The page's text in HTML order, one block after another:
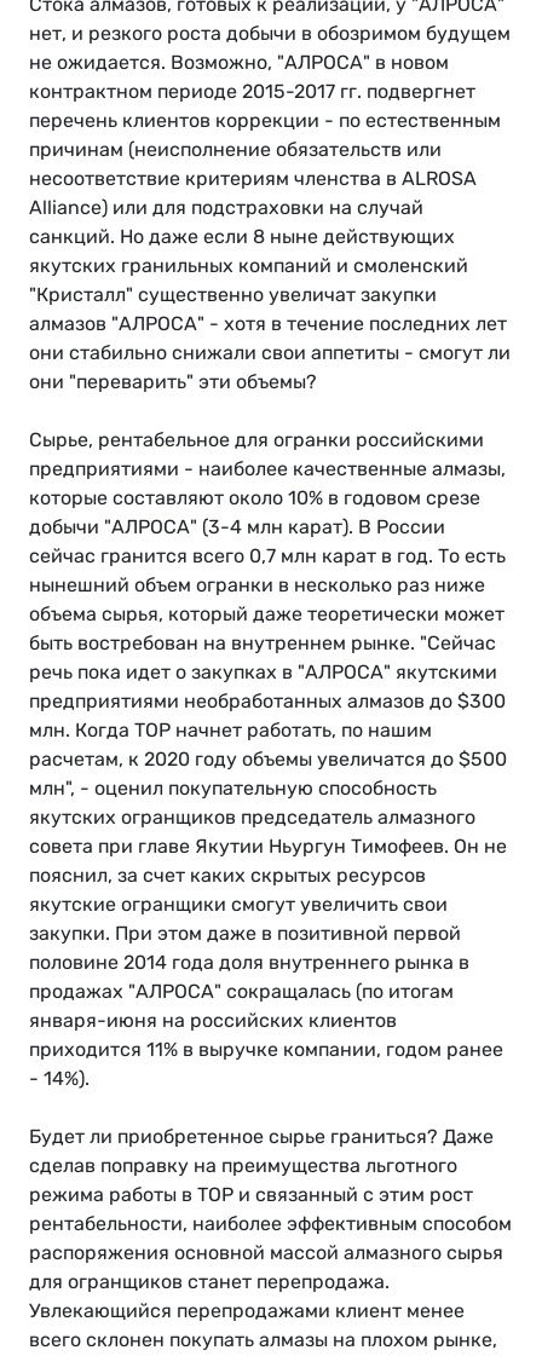
Стока алмазов, готовых к реализации, у "АЛРОСА"
нет, и резкого роста добычи в обозримом будущем
не ожидается. Возможно, "АЛРОСА" в новом
контрактном периоде 2015-2017 гг. подвергнет
перечень клиентов коррекции - по естественным
причинам (неисполнение обязательств или
несоответствие критериям членства в ALROSA
Alliance) или для подстраховки на случай
санкций. Но даже если 8 ныне действующих
якутских гранильных компаний и смоленский
"Кристалл" существенно увеличат закупки
алмазов "АЛРОСА" - хотя в течение последних лет
они стабильно снижали свои аппетиты - смогут ли
они "переварить" эти объемы?
Сырье, рентабельное для огранки российскими
предприятиями - наиболее качественные алмазы,
которые составляют около 10% в годовом срезе
добычи "АЛРОСА" (3-4 млн карат). В России
сейчас гранится всего 0,7 млн карат в год. То есть
нынешний объем огранки в несколько раз ниже
объема сырья, который даже теоретически может
быть востребован на внутреннем рынке. "Сейчас
речь пока идет о закупках в "АЛРОСА" якутскими
предприятиями необработанных алмазов до $300
млн. Когда ТОР начнет работать, по нашим
расчетам, к 2020 году объемы увеличатся до $500
млн", - оценил покупательную способность
якутских огранщиков председатель алмазного
совета при главе Якутии Ньургун Тимофеев. Он не
пояснил, за счет каких скрытых ресурсов
якутские огранщики смогут увеличить свои
закупки. При этом даже в позитивной первой
половине 2014 года доля внутреннего рынка в
продажах "АЛРОСА" сокращалась (по итогам
января-июня на российских клиентов
приходится 11% в выручке компании, годом ранее
- 14%).
Будет ли приобретенное сырье граниться? Даже
сделав поправку на преимущества льготного
режима работы в ТОР и связанный с этим рост
рентабельности, наиболее эффективным способом
распоряжения основной массой алмазного сырья
для огранщиков станет перепродажа.
Увлекающийся перепродажами клиент менее
всего склонен покупать алмазы на плохом рынке,